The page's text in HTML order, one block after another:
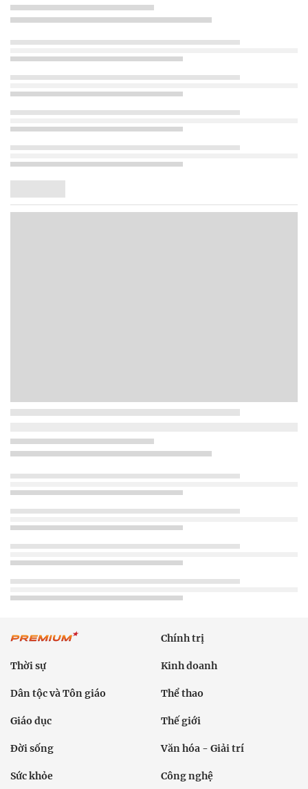
Chính trị
Thời sự Kinh doanh
Dân tộc và Tôn giáo Thể thao
Giáo dục Thế giới
Đời sống Văn hóa - Giải trí
Sức khỏe Công nghệ